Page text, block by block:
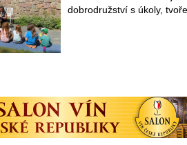
dobrodružství s úkoly,